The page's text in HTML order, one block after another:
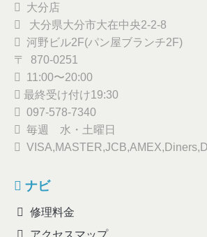
大分店
大分県大分市大在中央2-2-8
河野ビル2F(パン屋ブランチ2F)
〒 870-0251
11:00〜20:00
最終受け付け19:30
097-578-7340
毎週 水・土曜日
ナビ
修理料金
アクセスマップ